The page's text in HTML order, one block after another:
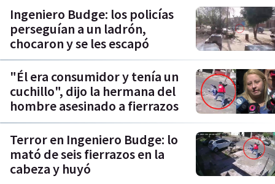
Ingeniero Budge: los policías
perseguían a un ladrón,
chocaron y se les escapó
"Él era consumidor y tenía un
cuchillo", dijo la hermana del
hombre asesinado a fierrazos
Terror en Ingeniero Budge: lo
mató de seis fierrazos en la
cabeza y huyó